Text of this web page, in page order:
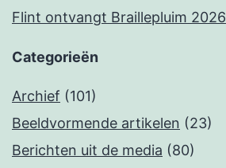
Flint ontvangt Braillepluim 2026
Categorieën
Archief (101)
Beeldvormende artikelen (23)
Berichten uit de media (80)